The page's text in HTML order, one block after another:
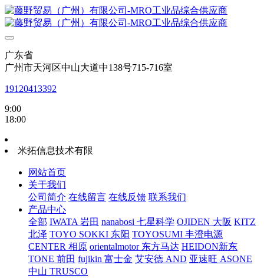
广东省
广州市天河区中山大道中138号715-716室
19120413392
9:00
18:00
米拓信息技术有限
网站首页
关于我们
公司简介 在线留言 在线反馈 联系我们
产品中心
全部 IWATA 岩田 nanabosi 七星科学 OJIDEN 大阪 KITZ
北泽 TOYO SOKKI 东阳 TOYOSUMI 丰澄电源
CENTER 相原 orientalmotor 东方马达 HEIDON新东
TONE 前田 fujikin 富士金 艾安德 AND 亚速旺 ASONE
中山 TRUSCO